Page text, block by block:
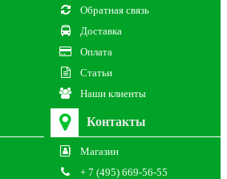
Обратная связь
Доставка
Оплата
Статьи
Наши клиенты
Контакты
Магазин
+ 7 (495) 669-56-55